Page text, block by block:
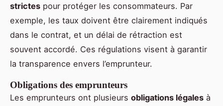
strictes pour protéger les consommateurs. Par
exemple, les taux doivent être clairement indiqués
dans le contrat, et un délai de rétraction est
souvent accordé. Ces régulations visent à garantir
la transparence envers l’emprunteur.
Obligations des emprunteurs
Les emprunteurs ont plusieurs obligations légales à